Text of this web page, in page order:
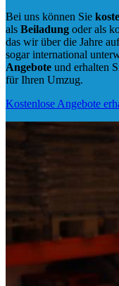
Bei uns können Sie
als Beiladung oder als
das wir über die Jahre
sogar international
Angebote und erhalten
für Ihren Umzug.
Kostenlose Angebote